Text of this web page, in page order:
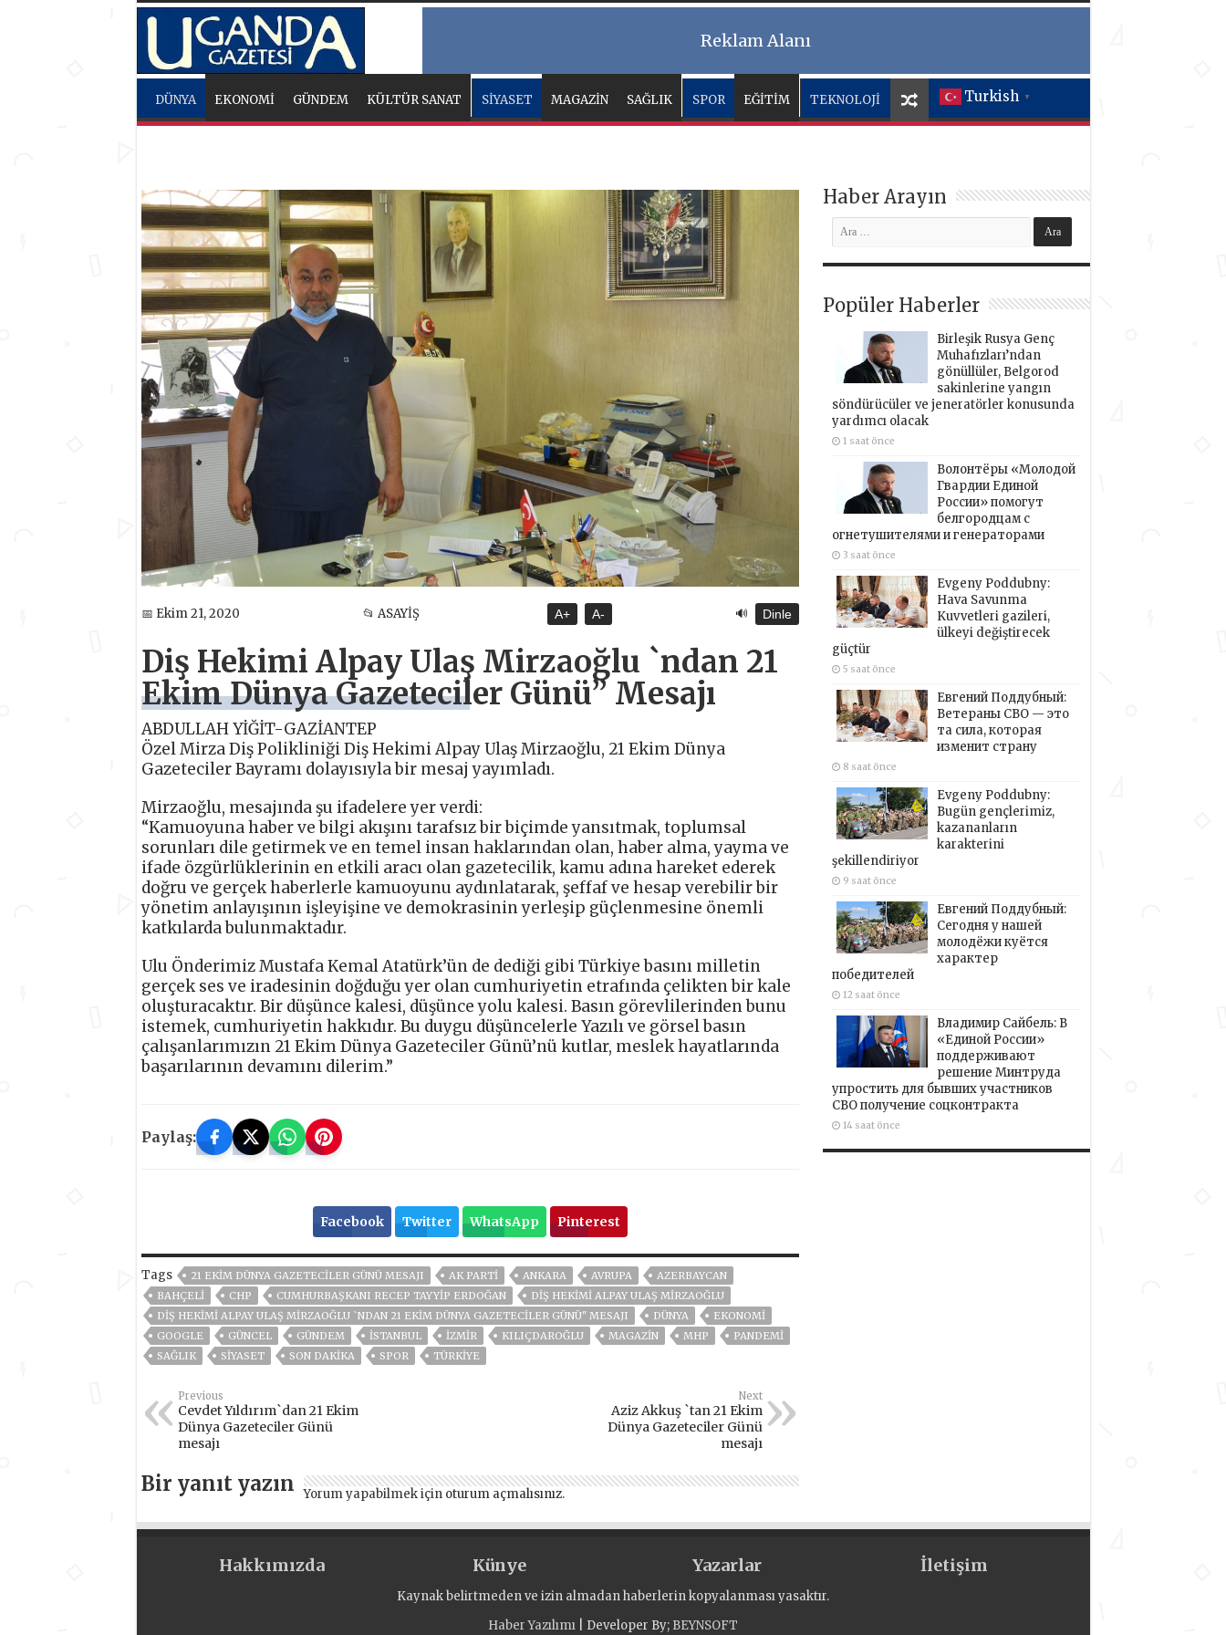
Reklam Alanı
Turkish ▼
DÜNYA EKONOMİ GÜNDEM KÜLTÜR SANAT SİYASET MAGAZİN SAĞLIK SPOR EĞİTİM TEKNOLOJİ
📅 Ekim 21, 2020 📂 ASAYİŞ A+ A- 🔊 Dinle
Diş Hekimi Alpay Ulaş Mirzaoğlu `ndan 21
Ekim Dünya Gazeteciler Günü” Mesajı
ABDULLAH YİĞİT-GAZİANTEP
Özel Mirza Diş Polikliniği Diş Hekimi Alpay Ulaş Mirzaoğlu, 21 Ekim Dünya
Gazeteciler Bayramı dolayısıyla bir mesaj yayımladı.
Mirzaoğlu, mesajında şu ifadelere yer verdi:
“Kamuoyuna haber ve bilgi akışını tarafsız bir biçimde yansıtmak, toplumsal
sorunları dile getirmek ve en temel insan haklarından olan, haber alma, yayma ve
ifade özgürlüklerinin en etkili aracı olan gazetecilik, kamu adına hareket ederek
doğru ve gerçek haberlerle kamuoyunu aydınlatarak, şeffaf ve hesap verebilir bir
yönetim anlayışının işleyişine ve demokrasinin yerleşip güçlenmesine önemli
katkılarda bulunmaktadır.
Ulu Önderimiz Mustafa Kemal Atatürk’ün de dediği gibi Türkiye basını milletin
gerçek ses ve iradesinin doğduğu yer olan cumhuriyetin etrafında çelikten bir kale
oluşturacaktır. Bir düşünce kalesi, düşünce yolu kalesi. Basın görevlilerinden bunu
istemek, cumhuriyetin hakkıdır. Bu duygu düşüncelerle Yazılı ve görsel basın
çalışanlarımızın 21 Ekim Dünya Gazeteciler Günü’nü kutlar, meslek hayatlarında
başarılarının devamını dilerim.”
Paylaş:
Facebook Twitter WhatsApp Pinterest
Tags 21 EKIM DÜNYA GAZETECILER GÜNÜ MESAJI AK PARTİ ANKARA AVRUPA
AZERBAYCAN
BAHÇELİ
CHP CUMHURBAŞKANI RECEP TAYYIP ERDOĞAN
DIŞ HEKIMI ALPAY ULAŞ MIRZAOĞLU
DIŞ HEKIMI ALPAY ULAŞ MIRZAOĞLU `NDAN 21 EKIM DÜNYA GAZETECILER GÜNÜ" MESAJI
DÜNYA
EKONOMİ
GOOGLE
GÜNCEL GÜNDEM ISTANBUL İZMIR KILIÇDAROĞLU MAGAZİN MHP
PANDEMİ
SAĞLIK
SİYASET SON DAKIKA SPOR TÜRKİYE
Previous
Cevdet Yıldırım`dan 21 Ekim
Dünya Gazeteciler Günü
mesajı
Next
Aziz Akkuş `tan 21 Ekim
Dünya Gazeteciler Günü
mesajı
Bir yanıt yazın Yorum yapabilmek için oturum açmalısınız.
Haber Arayın
Popüler Haberler
Birleşik Rusya Genç
Muhafızları’ndan
gönüllüler, Belgorod
sakinlerine yangın
söndürücüler ve jeneratörler konusunda
yardımcı olacak
1 saat önce
Волонтёры «Молодой
Гвардии Единой
России» помогут
белгородцам с
огнетушителями и генераторами
3 saat önce
Evgeny Poddubny:
Hava Savunma
Kuvvetleri gazileri,
ülkeyi değiştirecek
güçtür
5 saat önce
Евгений Поддубный:
Ветераны СВО — это
та сила, которая
изменит страну
8 saat önce
Evgeny Poddubny:
Bugün gençlerimiz,
kazananların
karakterini
şekillendiriyor
9 saat önce
Евгений Поддубный:
Сегодня у нашей
молодёжи куётся
характер
победителей
12 saat önce
Владимир Сайбель: В
«Единой России»
поддерживают
решение Минтруда
упростить для бывших участников
СВО получение соцконтракта
14 saat önce
Hakkımızda Künye Yazarlar İletişim
Kaynak belirtmeden ve izin almadan haberlerin kopyalanması yasaktır.
Haber Yazılımı | Developer By; BEYNSOFT